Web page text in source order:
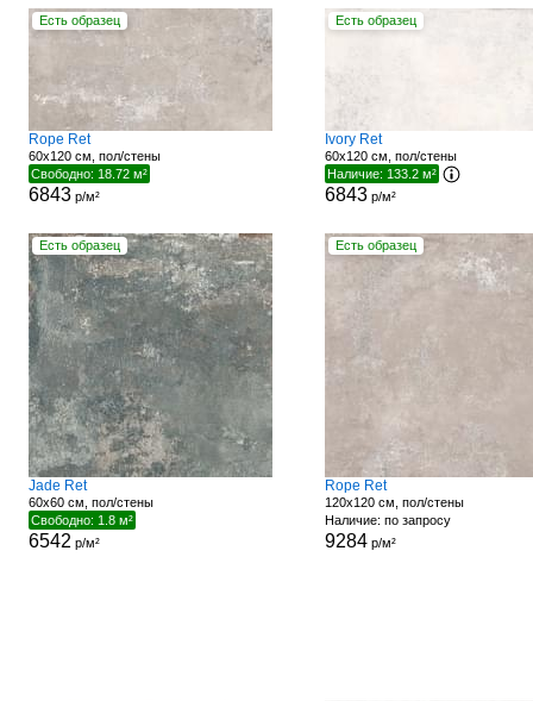
Есть образец
Rope Ret
60x120 см, пол/стены
Свободно: 18.72 м²
6843р/м²
Есть образец
Ivory Ret
60x120 см, пол/стены
Наличие: 133.2 м²
6843р/м²
Есть образец
Jade Ret
60x60 см, пол/стены
Свободно: 1.8 м²
6542 р/м²
Есть образец
Rope Ret
120x120 см, пол/стены
Наличие: по запросу
9284р/м²